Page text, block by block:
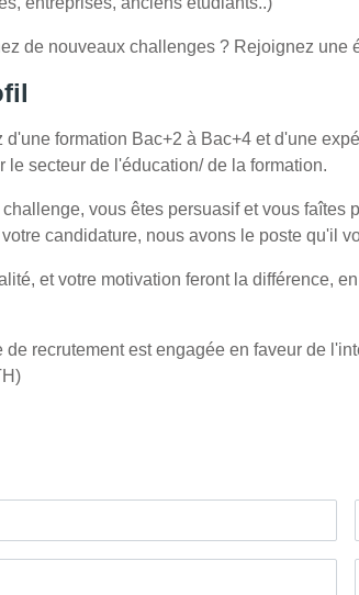
de nouveaux challenges ? Rejoignez une
d'une formation Bac+2 à Bac+4 et d'une
le secteur de l'éducation/ de la formation.
vous êtes persuasif et vous
candidature, nous avons le poste qu'il
et votre motivation feront la différence,
de recrutement est engagée en faveur de